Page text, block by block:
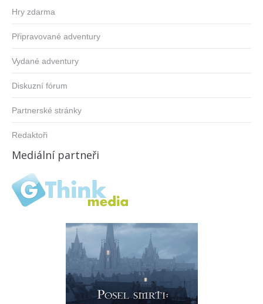
Hry zdarma
Připravované adventury
Vydané adventury
Diskuzní fórum
Partnerské stránky
Redaktoři
Mediální partneři